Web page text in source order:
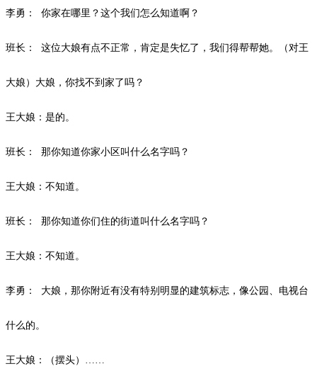
李勇： 你家在哪里？这个我们怎么知道啊？
班长： 这位大娘有点不正常，肯定是失忆了，我们得帮帮她。（对王
大娘）大娘，你找不到家了吗？
王大娘：是的。
班长： 那你知道你家小区叫什么名字吗？
王大娘：不知道。
班长： 那你知道你们住的街道叫什么名字吗？
王大娘：不知道。
李勇： 大娘，那你附近有没有特别明显的建筑标志，像公园、电视台
什么的。
王大娘：（摆头）